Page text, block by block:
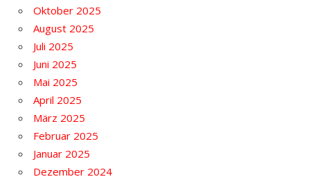
Oktober 2025
August 2025
Juli 2025
Juni 2025
Mai 2025
April 2025
März 2025
Februar 2025
Januar 2025
Dezember 2024